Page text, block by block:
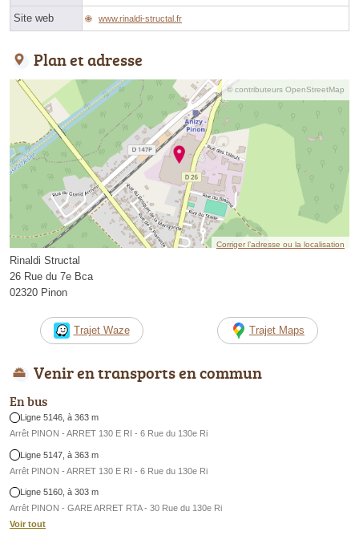
Site web www.rinaldi-structal.fr
Plan et adresse
© contributeurs OpenStreetMap
Corriger l’adresse ou la localisation
Rinaldi Structal
26 Rue du 7e Bca
02320 Pinon
Trajet Waze Trajet Maps
Venir en transports en commun
En bus
Ligne 5146, à 363 m
Arrêt PINON - ARRET 130 E RI - 6 Rue du 130e Ri
Ligne 5147, à 363 m
Arrêt PINON - ARRET 130 E RI - 6 Rue du 130e Ri
Ligne 5160, à 303 m
Arrêt PINON - GARE ARRET RTA - 30 Rue du 130e Ri
Voir tout